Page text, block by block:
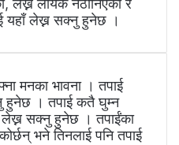
लेख्न लायक नठानिएका र
यहाँ लेख्न सक्नु हुनेछ ।
मनका भावना । तपाई
हुनेछ । तपाई कतै घुम्न
लेख्न सक्नु हुनेछ । तपाईंका
भने तिनलाई पनि तपाई